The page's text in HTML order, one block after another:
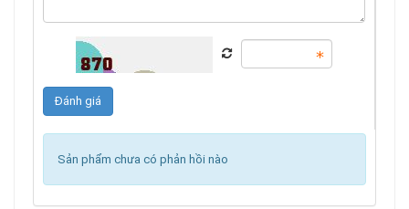
Sản phẩm chưa có phản hồi nào